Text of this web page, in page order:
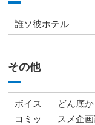
誰ソ彼ホテル
その他
ボイス
コミッ
どん底
スメ企